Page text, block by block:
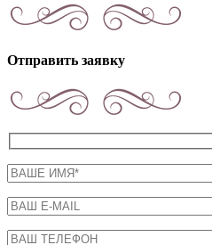
Отправить заявку